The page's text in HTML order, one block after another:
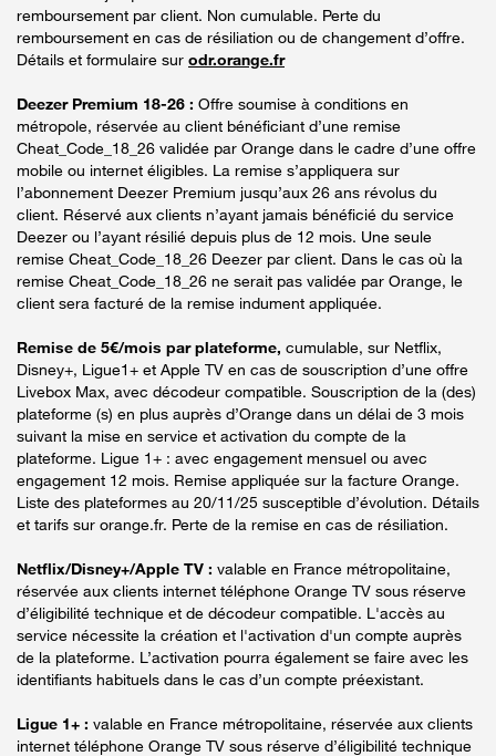
remboursement par client. Non cumulable. Perte du
remboursement en cas de résiliation ou de changement d’offre.
Détails et formulaire sur odr.orange.fr
Deezer Premium 18-26 : Offre soumise à conditions en
métropole, réservée au client bénéficiant d’une remise
Cheat_Code_18_26 validée par Orange dans le cadre d’une offre
mobile ou internet éligibles. La remise s’appliquera sur
l’abonnement Deezer Premium jusqu’aux 26 ans révolus du
client. Réservé aux clients n’ayant jamais bénéficié du service
Deezer ou l’ayant résilié depuis plus de 12 mois. Une seule
remise Cheat_Code_18_26 Deezer par client. Dans le cas où la
remise Cheat_Code_18_26 ne serait pas validée par Orange, le
client sera facturé de la remise indument appliquée.
Remise de 5€/mois par plateforme, cumulable, sur Netflix,
Disney+, Ligue1+ et Apple TV en cas de souscription d’une offre
Livebox Max, avec décodeur compatible. Souscription de la (des)
plateforme (s) en plus auprès d’Orange dans un délai de 3 mois
suivant la mise en service et activation du compte de la
plateforme. Ligue 1+ : avec engagement mensuel ou avec
engagement 12 mois. Remise appliquée sur la facture Orange.
Liste des plateformes au 20/11/25 susceptible d’évolution. Détails
et tarifs sur orange.fr. Perte de la remise en cas de résiliation.
Netflix/Disney+/Apple TV : valable en France métropolitaine,
réservée aux clients internet téléphone Orange TV sous réserve
d’éligibilité technique et de décodeur compatible. L'accès au
service nécessite la création et l'activation d'un compte auprès
de la plateforme. L’activation pourra également se faire avec les
identifiants habituels dans le cas d’un compte préexistant.
Ligue 1+ : valable en France métropolitaine, réservée aux clients
internet téléphone Orange TV sous réserve d’éligibilité technique